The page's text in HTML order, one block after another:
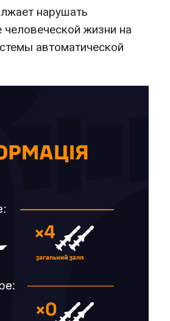
нарушать
жизни на
автоматической